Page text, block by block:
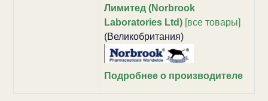
Лимитед (Norbrook
Laboratories Ltd)[все товары]
(Великобритания)
Подробнее о производителе